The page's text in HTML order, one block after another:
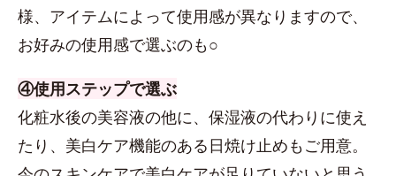
様、アイテムによって使用感が異なりますので、
お好みの使用感で選ぶのも○
④使用ステップで選ぶ
化粧水後の美容液の他に、保湿液の代わりに使え
たり、美白ケア機能のある日焼け止めもご用意。